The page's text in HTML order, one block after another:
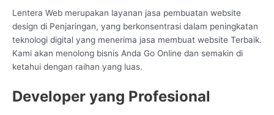
Lentera Web merupakan layanan jasa pembuatan website
design di Penjaringan, yang berkonsentrasi dalam peningkatan
teknologi digital yang menerima jasa membuat website Terbaik.
Kami akan menolong bisnis Anda Go Online dan semakin di
ketahui dengan raihan yang luas.
Developer yang Profesional